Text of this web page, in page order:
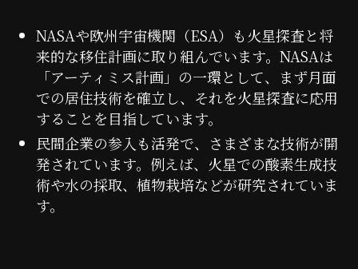
NASAや欧州宇宙機関（ESA）も火星探査と将
来的な移住計画に取り組んでいます。NASAは
「アーティミス計画」の一環として、まず月面
での居住技術を確立し、それを火星探査に応用
することを目指しています。
民間企業の参入も活発で、さまざまな技術が開
発されています。例えば、火星での酸素生成技
術や水の採取、植物栽培などが研究されていま
す。